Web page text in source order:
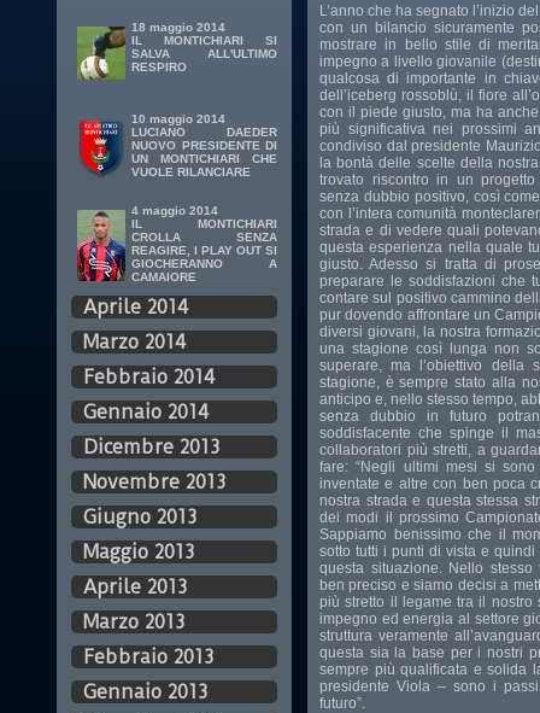
18 maggio 2014
IL MONTICHIARI SI
SALVA ALL'ULTIMO
RESPIRO
10 maggio 2014
LUCIANO DAEDER
NUOVO PRESIDENTE DI
UN MONTICHIARI CHE
VUOLE RILANCIARE
4 maggio 2014
IL MONTICHIARI
CROLLA SENZA
REAGIRE, I PLAY OUT SI
GIOCHERANNO A
CAMAIORE
Aprile 2014
Marzo 2014
Febbraio 2014
Gennaio 2014
Dicembre 2013
Novembre 2013
Giugno 2013
Maggio 2013
Aprile 2013
Marzo 2013
Febbraio 2013
Gennaio 2013
L’anno che ha segnato l’inizio
con un bilancio sicuramente
mostrare in bello stile di
impegno a livello giovanile
qualcosa di importante in
dell’iceberg rossoblù, il fiore
con il piede giusto, ma ha
più significativa nei prossimi
condiviso dal presidente
la bontà delle scelte della
trovato riscontro in un
senza dubbio positivo, così
con l’intera comunità
strada e di vedere quali
questa esperienza nella quale
giusto. Adesso si tratta di
preparare le soddisfazioni che
contare sul positivo cammino
pur dovendo affrontare un
diversi giovani, la nostra
una stagione così lunga non
superare, ma l’obiettivo della
stagione, è sempre stato alla
anticipo e, nello stesso tempo,
senza dubbio in futuro
soddisfacente che spinge il
collaboratori più stretti, a
fare: “Negli ultimi mesi si
inventate e altre con ben poca
nostra strada e questa stessa
dei modi il prossimo
Sappiamo benissimo che il
sotto tutti i punti di vista e
questa situazione. Nello
ben preciso e siamo decisi a
più stretto il legame tra il
impegno ed energia al settore
struttura veramente
questa sia la base per i nostri
sempre più qualificata e solida
presidente Viola – sono i
futuro”.